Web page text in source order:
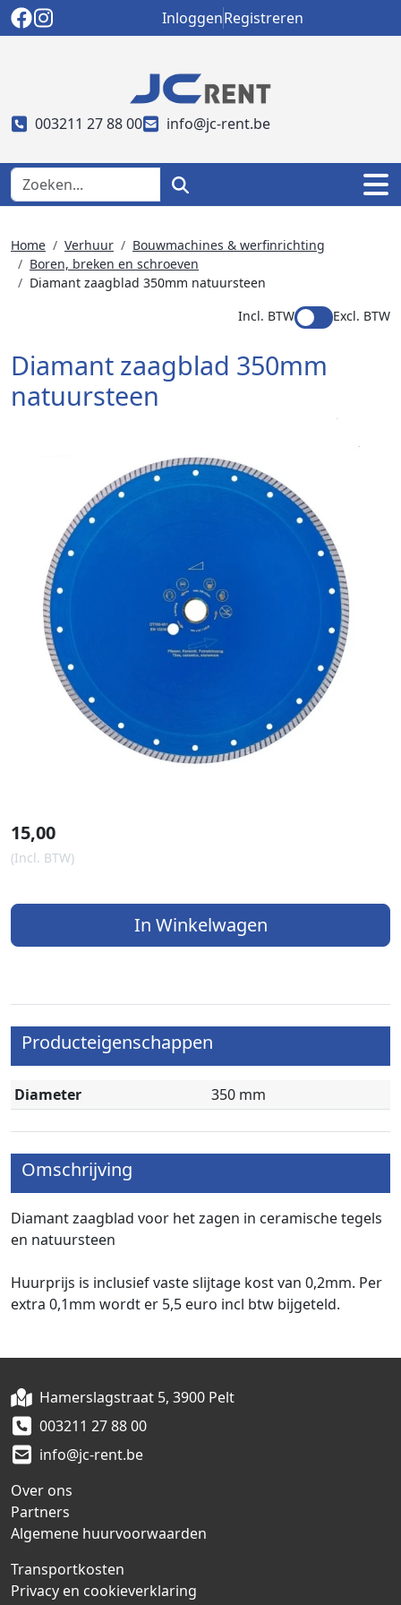
InloggenRegistreren
003211 27 88 00 info@jc-rent.be
Home Verhuur
Bouwmachines & werfinrichting
Boren, breken en schroeven
Diamant zaagblad 350mm natuursteen
Incl. BTW
Excl. BTW
Diamant zaagblad 350mm
natuursteen
15,00
(Incl. BTW)
In Winkelwagen
Producteigenschappen
Diameter 350 mm
Omschrijving
Diamant zaagblad voor het zagen in ceramische tegels
en natuursteen
Huurprijs is inclusief vaste slijtage kost van 0,2mm. Per
extra 0,1mm wordt er 5,5 euro incl btw bijgeteld.
Hamerslagstraat 5, 3900 Pelt
003211 27 88 00
info@jc-rent.be
Over ons
Partners
Algemene huurvoorwaarden
Transportkosten
Privacy en cookieverklaring